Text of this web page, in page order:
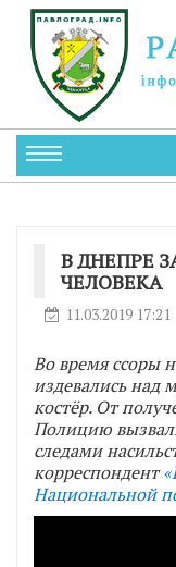
В ДНЕПРЕ
ЧЕЛОВЕКА
11.03.2019 17:21
Во время ссоры
издевались над
костёр. От
Полицию
следами
корреспондент
Национальной